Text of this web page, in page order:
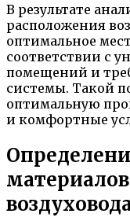
В результате
расположения
оптимальное
соответствии с
помещений и
системы. Такой
оптимальную
и комфортные